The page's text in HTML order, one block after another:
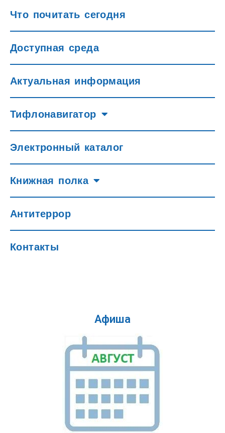
Что почитать сегодня
Доступная среда
Актуальная информация
Тифлонавигатор
Электронный каталог
Книжная полка
Антитеррор
Контакты
Афиша